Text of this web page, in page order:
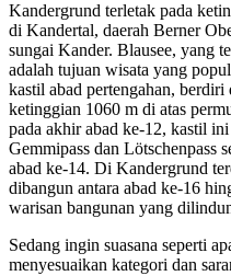
Kandergrund terletak pada
di Kandertal, daerah Berner
sungai Kander. Blausee, yang
adalah tujuan wisata yang
kastil abad pertengahan, berdiri
ketinggian 1060 m di atas
pada akhir abad ke-12, kastil
Gemmipass dan Lötschenpass
abad ke-14. Di Kandergrund
dibangun antara abad ke-16
warisan bangunan yang
Sedang ingin suasana seperti
menyesuaikan kategori dan